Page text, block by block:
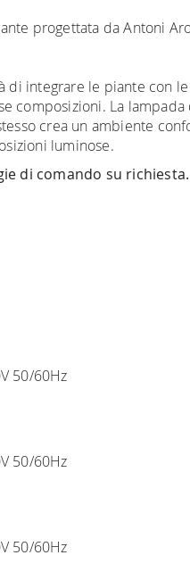
progettata da Antoni
integrare le piante con
composizioni. La
crea un ambiente
luminose.
di comando su
50/60Hz
50/60Hz
50/60Hz